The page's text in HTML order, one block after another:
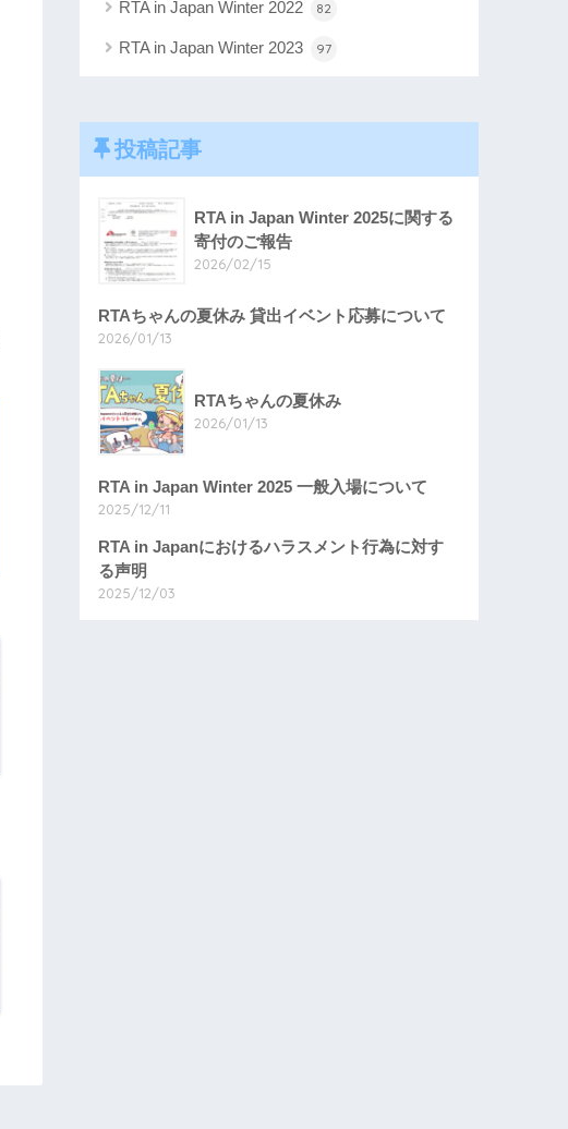
RTA in Japan Winter 2022 82
RTA in Japan Winter 2023 97
投稿記事
RTA in Japan Winter 2025に関する
寄付のご報告
2026/02/15
RTAちゃんの夏休み 貸出イベント応募について
2026/01/13
RTAちゃんの夏休み
2026/01/13
RTA in Japan Winter 2025 一般入場について
2025/12/11
RTA in Japanにおけるハラスメント行為に対す
る声明
2025/12/03